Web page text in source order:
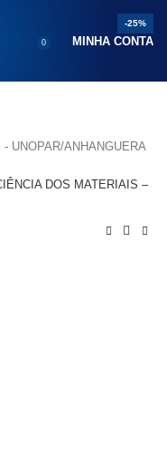
0 MINHA CONTA
UNOPAR/ANHANGUERA
DOS MATERIAIS –
-25%